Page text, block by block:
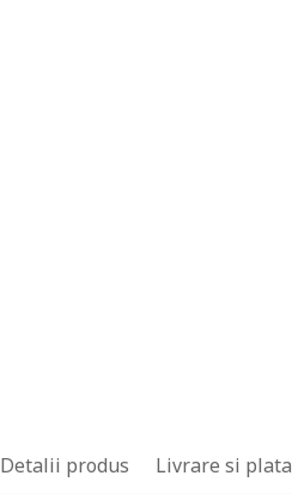
Detalii produs Livrare si plata